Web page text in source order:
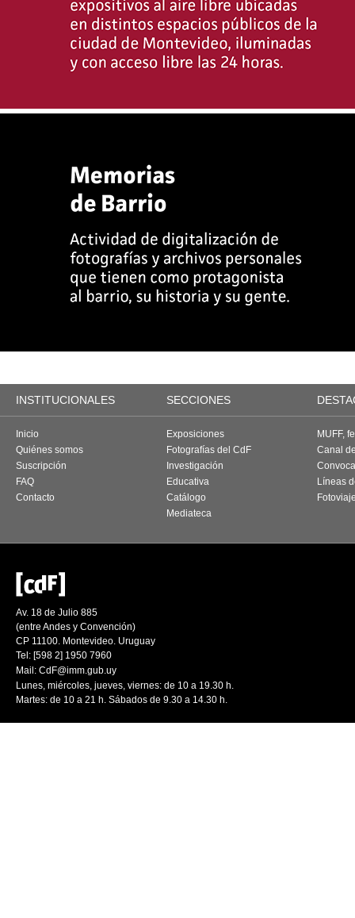
INSTITUCIONALES SECCIONES
Inicio
Quiénes somos
Suscripción
FAQ
Contacto
Exposiciones
Fotografías del CdF
Investigación
Educativa
Catálogo
Mediateca
MUFF,
Canal
Líneas
Av. 18 de Julio 885
(entre Andes y Convención)
CP 11100. Montevideo. Uruguay
Tel: [598 2] 1950 7960
Mail: CdF@imm.gub.uy
Lunes, miércoles, jueves, viernes: de 10 a 19.30 h.
Martes: de 10 a 21 h. Sábados de 9.30 a 14.30 h.